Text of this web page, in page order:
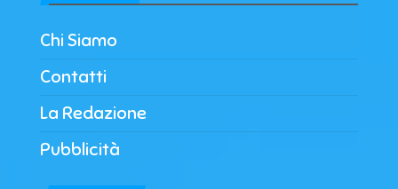
Chi Siamo
Contatti
La Redazione
Pubblicità